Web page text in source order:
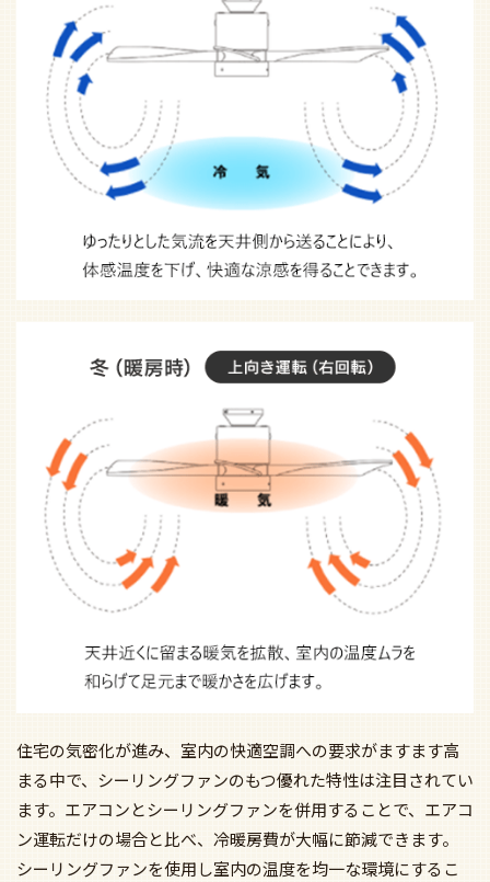
住宅の気密化が進み、室内の快適空調への要求がますます高
まる中で、シーリングファンのもつ優れた特性は注目されてい
ます。エアコンとシーリングファンを併用することで、エアコ
ン運転だけの場合と比べ、冷暖房費が大幅に節減できます。
シーリングファンを使用し室内の温度を均一な環境にするこ